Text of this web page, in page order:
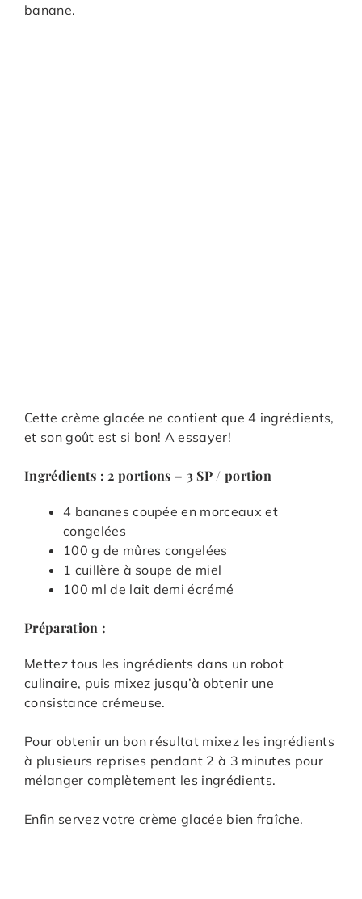
banane.
Cette crème glacée ne contient que 4 ingrédients,
et son goût est si bon! A essayer!
Ingrédients : 2 portions – 3 SP / portion
4 bananes coupée en morceaux et
congelées
100 g de mûres congelées
1 cuillère à soupe de miel
100 ml de lait demi écrémé
Préparation :
Mettez tous les ingrédients dans un robot
culinaire, puis mixez jusqu’à obtenir une
consistance crémeuse.
Pour obtenir un bon résultat mixez les ingrédients
à plusieurs reprises pendant 2 à 3 minutes pour
mélanger complètement les ingrédients.
Enfin servez votre crème glacée bien fraîche.